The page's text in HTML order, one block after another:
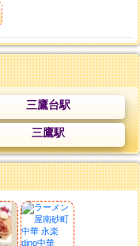
三鷹台駅
三鷹駅